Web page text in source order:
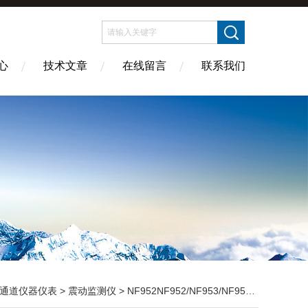
技术文章 在线留言 联系我们
道仪器仪表 > 震动监测仪 > NF952NF952/NF953/NF95C轴承振动监测器